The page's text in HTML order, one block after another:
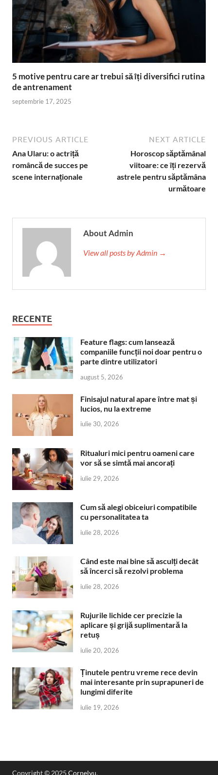
5 motive pentru care ar trebui să îți diversifici rutina
de antrenament
septembrie 17, 2025
PREVIOUS ARTICLE
Ana Ularu: o actriță
româncă de succes pe
scene internaționale
NEXT ARTICLE
Horoscop săptămânal
viitoare: ce îți rezervă
astrele pentru săptămâna
următoare
About Admin
View all posts by Admin →
RECENTE
Feature flags: cum lansează
companiile funcții noi doar pentru o
parte dintre utilizatori
august 5, 2026
Finisajul natural apare între mat și
lucios, nu la extreme
iulie 30, 2026
Ritualuri mici pentru oameni care
vor să se simtă mai ancorați
iulie 29, 2026
Cum să alegi obiceiuri compatibile
cu personalitatea ta
iulie 28, 2026
Când este mai bine să asculți decât
să încerci să rezolvi problema
iulie 28, 2026
Rujurile lichide cer precizie la
aplicare și grijă suplimentară la
retuș
iulie 20, 2026
Ținutele pentru vreme rece devin
mai interesante prin suprapuneri de
lungimi diferite
iulie 19, 2026
Copyright © 2025 Cornelyu.